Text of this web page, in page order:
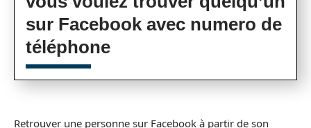
sur Facebook avec numero de
téléphone
Retrouver une personne sur Facebook à partir de son